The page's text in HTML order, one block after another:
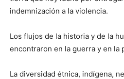
indemnización a la violencia.
Los flujos de la historia y de la
encontraron en la guerra y en la
La diversidad étnica, indígena,